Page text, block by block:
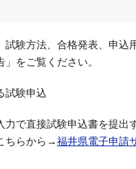
試験方法、合格発表、申
をご覧ください。
試験申込
で直接試験申込書を提出
ちらから→福井県電子申請